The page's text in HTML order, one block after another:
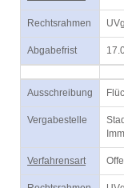
Rechtsrahmen
Abgabefrist
Ausschreibung
Vergabestelle
Verfahrensart